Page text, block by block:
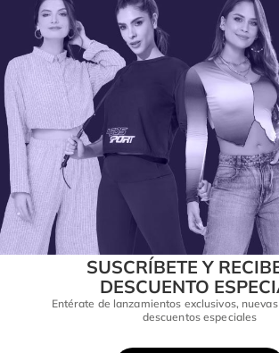
SUSCRÍBETE Y
DESCUENTO
Entérate de lanzamientos exclusivos,
descuentos especiales